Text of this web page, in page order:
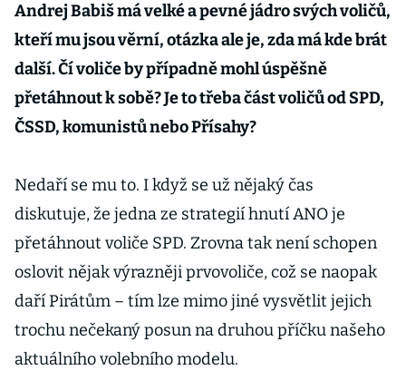
Andrej Babiš má velké a pevné jádro svých voličů,
kteří mu jsou věrní, otázka ale je, zda má kde brát
další. Čí voliče by případně mohl úspěšně
přetáhnout k sobě? Je to třeba část voličů od SPD,
ČSSD, komunistů nebo Přísahy?
Nedaří se mu to. I když se už nějaký čas
diskutuje, že jedna ze strategií hnutí ANO je
přetáhnout voliče SPD. Zrovna tak není schopen
oslovit nějak výrazněji prvovoliče, což se naopak
daří Pirátům – tím lze mimo jiné vysvětlit jejich
trochu nečekaný posun na druhou příčku našeho
aktuálního volebního modelu.